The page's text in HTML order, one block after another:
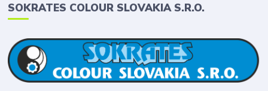
SOKRATES COLOUR SLOVAKIA S.R.O.